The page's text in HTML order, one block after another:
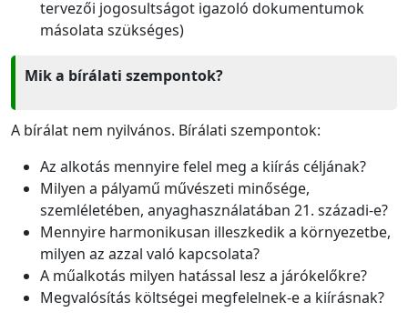
tervezői jogosultságot igazoló dokumentumok
másolata szükséges)
Mik a bírálati szempontok?
A bírálat nem nyilvános. Bírálati szempontok:
Az alkotás mennyire felel meg a kiírás céljának?
Milyen a pályamű művészeti minősége,
szemléletében, anyaghasználatában 21. századi-e?
Mennyire harmonikusan illeszkedik a környezetbe,
milyen az azzal való kapcsolata?
A műalkotás milyen hatással lesz a járókelőkre?
Megvalósítás költségei megfelelnek-e a kiírásnak?